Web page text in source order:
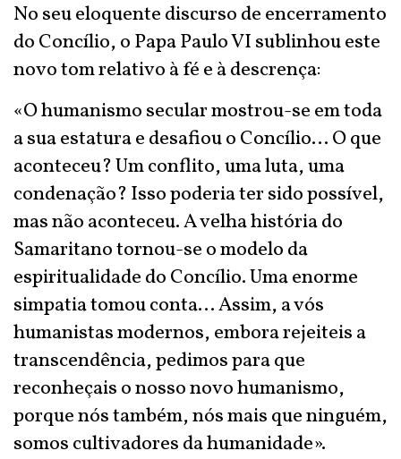
No seu eloquente discurso de encerramento
do Concílio, o Papa Paulo VI sublinhou este
novo tom relativo à fé e à descrença:
«O humanismo secular mostrou-se em toda
a sua estatura e desafiou o Concílio… O que
aconteceu? Um conflito, uma luta, uma
condenação? Isso poderia ter sido possível,
mas não aconteceu. A velha história do
Samaritano tornou-se o modelo da
espiritualidade do Concílio. Uma enorme
simpatia tomou conta… Assim, a vós
humanistas modernos, embora rejeiteis a
transcendência, pedimos para que
reconheçais o nosso novo humanismo,
porque nós também, nós mais que ninguém,
somos cultivadores da humanidade».